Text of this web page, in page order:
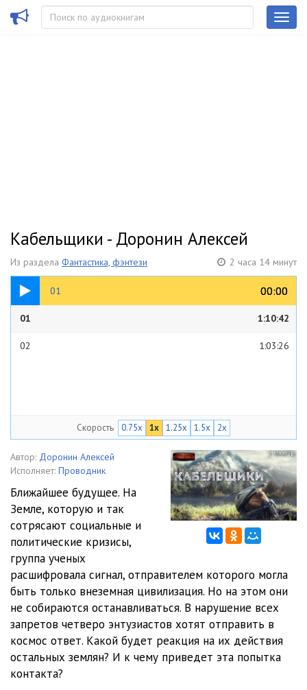
Кабельщики - Доронин Алексей
Из раздела Фантастика, фэнтези 2 часа 14 минут
01 00:00
00:00
1:10:42
01 1:10:42
02 1:03:26
Скорость 0.75x 1x 1.25x 1.5x 2x
Автор: Доронин Алексей
Исполняет: Проводник
Ближайшее будущее. На
Земле, которую и так
сотрясают социальные и
политические кризисы,
группа ученых
расшифровала сигнал, отправителем которого могла
быть только внеземная цивилизация. Но на этом они
не собираются останавливаться. В нарушение всех
запретов четверо энтузиастов хотят отправить в
космос ответ. Какой будет реакция на их действия
остальных землян? И к чему приведет эта попытка
контакта?